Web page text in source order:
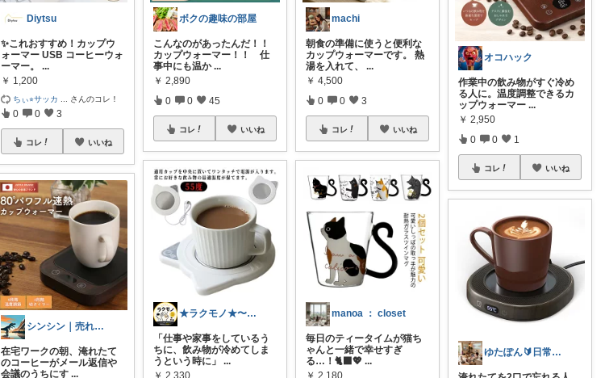
Diytsu
✨これおすすめ！カップウ
ォーマー USB コーヒーウォ
ーマー。
...
￥ 1,200
ちぃ⭐︎サッカ さんのコレ！
0 0 3
コレ いいね
シンシン｜売れ筋&お得情報
在宅ワークの朝、淹れたて
のコーヒーがメール返信や
会議のうちにす ...
ボクの趣味の部屋
こんなのがあったんだ！！
カップウォーマー！！ 仕
事中にも温か ...
￥ 2,890
0 0 45
コレ いいね
★ラクモノ★〜楽で便利なグッズを紹介〜
「仕事や家事をしているう
ちに、飲み物が冷めてしま
うという時に」
...
￥ 2,330
machi
朝食の準備に使うと便利な
カップウォーマーです。 熱
湯を入れて、
...
￥ 4,500
0 0 3
コレ いいね
manoa ： closet
毎日のティータイムが猫ち
ゃんと一緒で幸せすぎ
る…！🐈‍⬛💖...
￥ 2,180
オコハック
作業中の飲み物がすぐ冷め
る人に。温度調整できるカ
ップウォーマー ...
￥ 2,950
0 0 1
コレ いいね
ゆたぽん🔰日常のあったらいいな👍